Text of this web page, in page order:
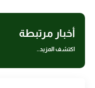
أخبار مرتبطة
اكتشف المزيد..